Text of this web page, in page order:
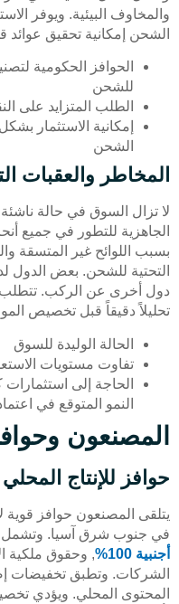
والمخاوف البيئية. ويوفر
الشحن إمكانية تحقيق
الحوافز الحكومية
للشحن
الطلب المتزايد على
إمكانية الاستثمار
الشحن
المخاطر والعقبات
لا تزال السوق في حالة
الجاهزية للتطور في جميع
بسبب اللوائح غير المتسقة
التحتية للشحن. بعض الدول
دول أخرى عن الركب. تتطلب
تحليلاً دقيقاً قبل تخصيص
الحالة الوليدة للسوق
تفاوت مستويات
الحاجة إلى
النمو المتوقع في
المصنعون
حوافز للإنتاج المحلي
يتلقى المصنعون حوافز قوية
في جنوب شرق آسيا. وتشمل
أجنبية 100%
, وحقوق ملكية
الشركات. وتطبق تخفيضات
المحتوى المحلي. ويؤدي